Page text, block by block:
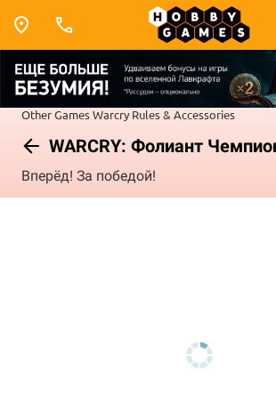
Other GamesWarcry Rules & Accessories
WARCRY: Фолиант
Вперёд! За победой!